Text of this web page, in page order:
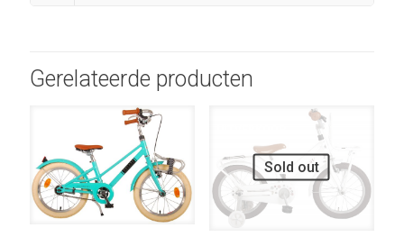
Gerelateerde producten
Sold out